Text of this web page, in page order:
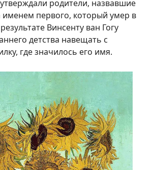
родители, назвавшие
именем первого, который умер в
Винсенту ван Гогу
детства навещать с
где значилось его имя.